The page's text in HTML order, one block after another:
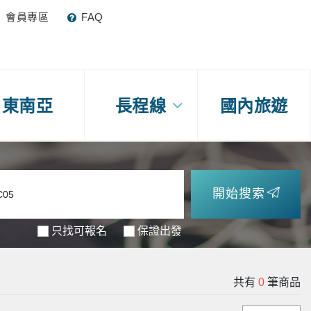
會員專區 FAQ
東南亞 長程線 國內旅遊
只找可報名 保證出發
開始搜索
共有 0 筆商品